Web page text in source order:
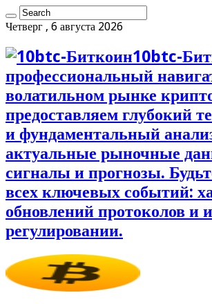
Четверг , 6 августа 2026
10btc-
профессиональный
волатильном рынке
предоставляем глубокий
и фундаментальный
актуальные рыночные
сигналы и прогнозы.
всех ключевых событий:
обновлений протоколов и
регулировании.